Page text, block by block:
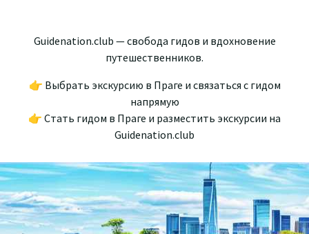
Guidenation.club — свобода гидов и вдохновение
путешественников.
👉 Выбрать экскурсию в Праге и связаться с гидом
напрямую
👉 Стать гидом в Праге и разместить экскурсии на
Guidenation.club